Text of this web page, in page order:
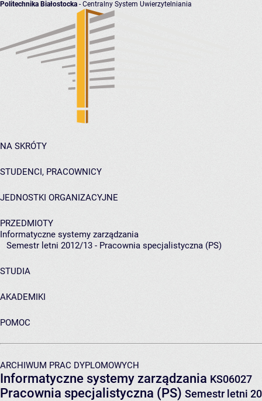
Politechnika Białostocka - Centralny System Uwierzytelniania
NA SKRÓTY
STUDENCI, PRACOWNICY
JEDNOSTKI ORGANIZACYJNE
PRZEDMIOTY
Informatyczne systemy zarządzania
Semestr letni 2012/13 - Pracownia specjalistyczna (PS)
STUDIA
AKADEMIKI
POMOC
ARCHIWUM PRAC DYPLOMOWYCH
Informatyczne systemy zarządzania KS06027
Pracownia specjalistyczna (PS) Semestr letni